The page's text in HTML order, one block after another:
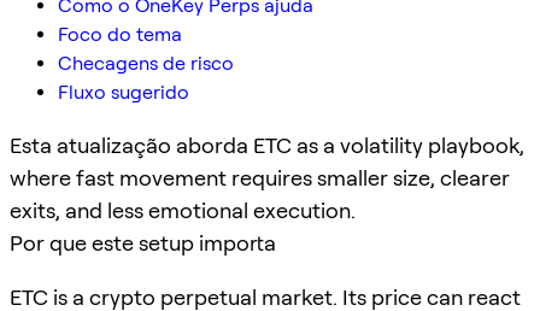
Como o OneKey Perps ajuda
Foco do tema
Checagens de risco
Fluxo sugerido
Esta atualização aborda ETC as a volatility playbook,
where fast movement requires smaller size, clearer
exits, and less emotional execution.
Por que este setup importa
ETC is a crypto perpetual market. Its price can react